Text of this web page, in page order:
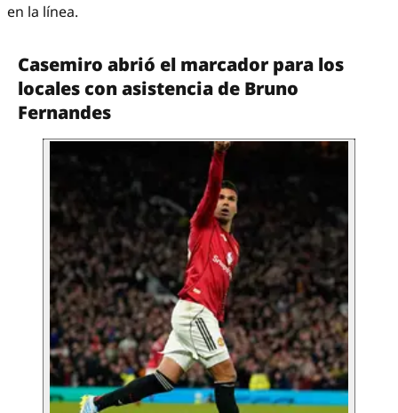
en la línea.
Casemiro abrió el marcador para los
locales con asistencia de Bruno
Fernandes